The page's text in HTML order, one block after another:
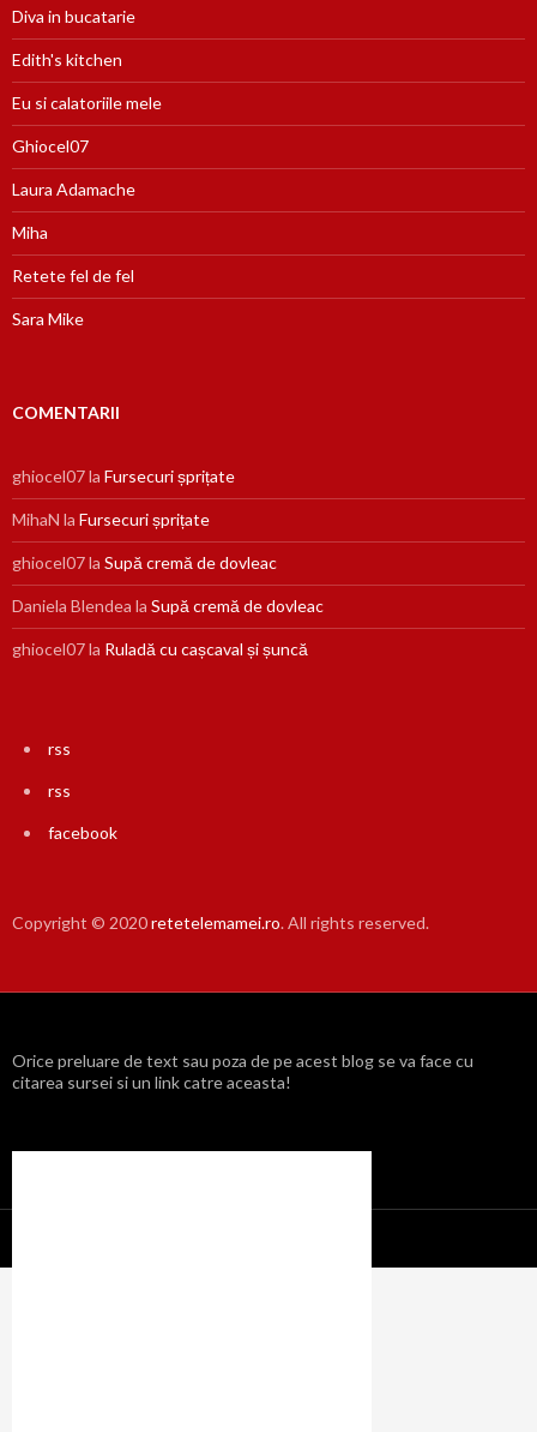
Diva in bucatarie
Edith's kitchen
Eu si calatoriile mele
Ghiocel07
Laura Adamache
Miha
Retete fel de fel
Sara Mike
COMENTARII
ghiocel07la Fursecuri șprițate
MihaN la Fursecuri șprițate
ghiocel07la Supă cremă de dovleac
Daniela Blendea la Supă cremă de dovleac
ghiocel07la Ruladă cu cașcaval și șuncă
rss
rss
facebook
Copyright © 2020retetelemamei.ro. All rights reserved.
Orice preluare de text sau poza de pe acest blog se va face cu
citarea sursei si un link catre aceasta!